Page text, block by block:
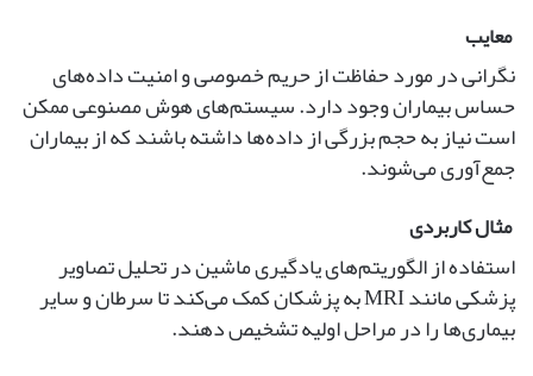
معایب
نگرانی در مورد حفاظت از حریم خصوصی و امنیت داده‌های
حساس بیماران وجود دارد. سیستم‌های هوش مصنوعی ممکن
است نیاز به حجم بزرگی از داده‌ها داشته باشند که از بیماران
جمع‌آوری می‌شوند.
مثال کاربردی
استفاده از الگوریتم‌های یادگیری ماشین در تحلیل تصاویر
پزشکی مانند MRI به پزشکان کمک می‌کند تا سرطان و سایر
بیماری‌ها را در مراحل اولیه تشخیص دهند.